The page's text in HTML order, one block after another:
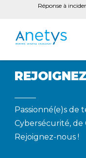
Réponse à
Passionné(e)s de
Cybersécurité, de
Rejoignez-nous !